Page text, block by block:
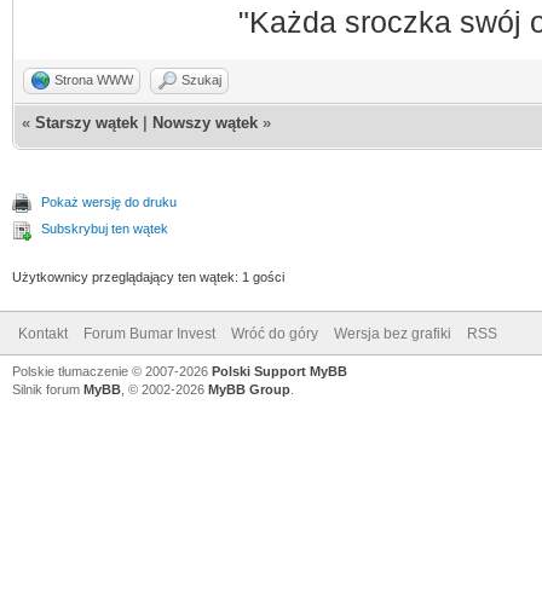
"Każda sroczka swój
Strona WWW Szukaj
« Starszy wątek Nowszy wątek »
Pokaż wersję do druku
Subskrybuj ten wątek
Użytkownicy przeglądający ten wątek: 1 gości
Kontakt Forum Bumar Invest Wróć do góry Wersja bez grafiki RSS
Polskie tłumaczenie © 2007-2026 Polski Support MyBB
Silnik forum MyBB , © 2002-2026 MyBB Group